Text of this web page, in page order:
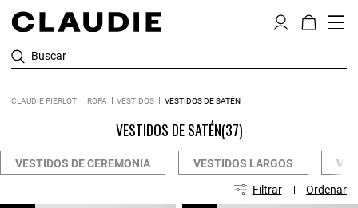
Buscar
CLAUDIE PIERLOT ROPA VESTIDOS VESTIDOS DE SATÉN
VESTIDOS DE SATÉN(37)
VESTIDOS DE CEREMONIA VESTIDOS LARGOS
Filtrar Ordenar